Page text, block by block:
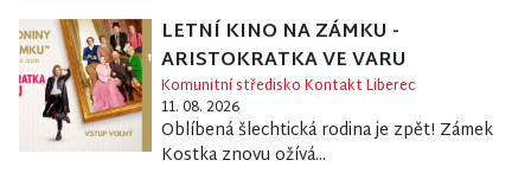
LETNÍ KINO NA ZÁMKU -
ARISTOKRATKA VE VARU
Komunitní středisko Kontakt Liberec
11. 08. 2026
Oblíbená šlechtická rodina je zpět! Zámek
Kostka znovu ožívá...